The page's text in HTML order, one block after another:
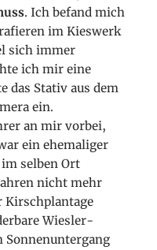
. Ich befand mich
im Kieswerk
sich immer
ich mir eine
das Stativ aus dem
ein.
an mir vorbei,
ein ehemaliger
selben Ort
nicht mehr
Kirschplantage
Wiesler-
Sonnenuntergang